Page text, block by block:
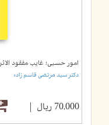
امور حسبی؛ غایب مفقود الاثر
دکتر سید مرتضی قاسم زاده
70,000 ریال